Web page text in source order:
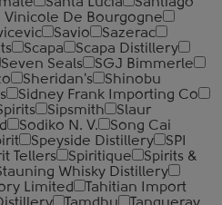
Vinicole De Bourgogne
Savio
Sazerac
Scapa
Scapa Distillery
Seven Seals
SGJ Bimmerle
Sheridan's
Shinobu
Sidney Frank Importing Co
Sipsmith
Slaur
Sodiko N. V.
Song Cai
Speyside Distillery
SPI
Tellers Spiritique
Spirits &
Whisky Distillery
Limited
Tahitian Import